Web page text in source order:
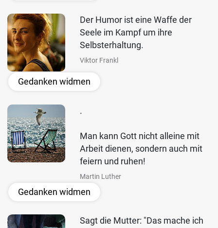
Der Humor ist eine Waffe der
Seele im Kampf um ihre
Selbsterhaltung.
Viktor Frankl
Gedanken widmen
.
Man kann Gott nicht alleine mit
Arbeit dienen, sondern auch mit
feiern und ruhen!
Martin Luther
Gedanken widmen
Sagt die Mutter: "Das mache ich